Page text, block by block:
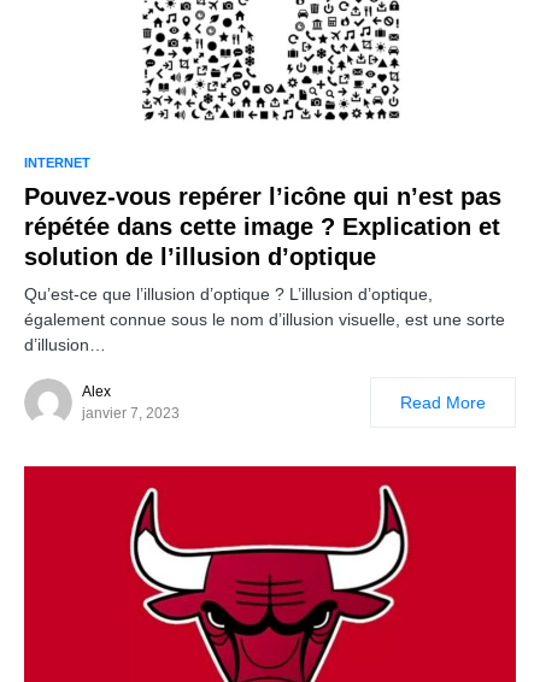
INTERNET
Pouvez-vous repérer l’icône qui n’est pas
répétée dans cette image ? Explication et
solution de l’illusion d’optique
Qu’est-ce que l’illusion d’optique ? L’illusion d’optique,
également connue sous le nom d’illusion visuelle, est une sorte
d’illusion…
Alex
janvier 7, 2023
Read More